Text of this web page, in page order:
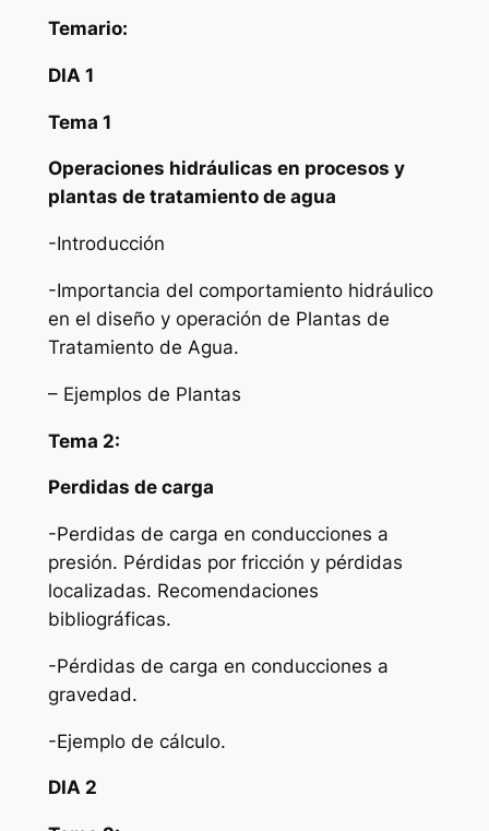
Temario:
DIA 1
Tema 1
Operaciones hidráulicas en procesos y
plantas de tratamiento de agua
-Introducción
-Importancia del comportamiento hidráulico
en el diseño y operación de Plantas de
Tratamiento de Agua.
– Ejemplos de Plantas
Tema 2:
Perdidas de carga
-Perdidas de carga en conducciones a
presión. Pérdidas por fricción y pérdidas
localizadas. Recomendaciones
bibliográficas.
-Pérdidas de carga en conducciones a
gravedad.
-Ejemplo de cálculo.
DIA 2